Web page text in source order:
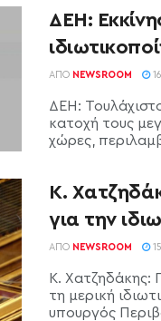
ΔΕΗ:
ΑΠΌ NEWSROOM
ΔΕΗ:
κατοχή τους
χώρες,
Κ.
για την
ΑΠΌ NEWSROOM
Κ. Χατζηδάκης:
τη μερική
υπουργός